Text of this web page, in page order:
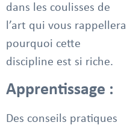
dans les coulisses de
l’art qui vous rappellera
pourquoi cette
discipline est si riche.
Apprentissage :
Des conseils pratiques